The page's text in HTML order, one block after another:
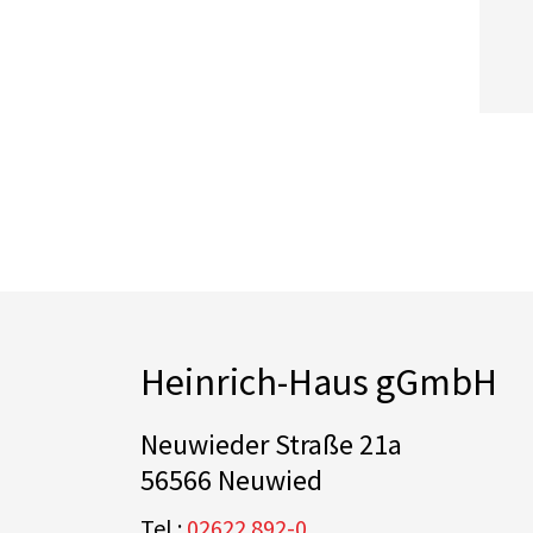
Heinrich-Haus gGmbH
Neuwieder Straße 21a
56566 Neuwied